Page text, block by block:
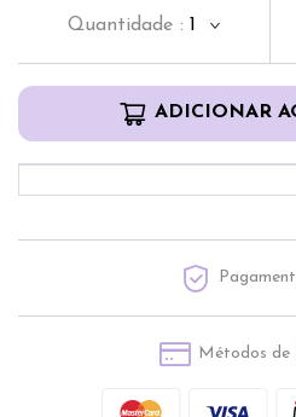
Quantidade : 1
ADICIONAR
Métodos de